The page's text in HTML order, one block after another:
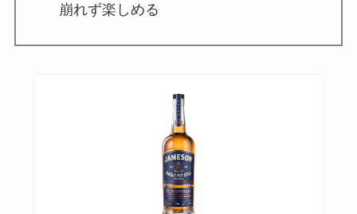
崩れず楽しめる